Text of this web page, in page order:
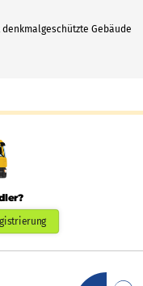
Gebäude